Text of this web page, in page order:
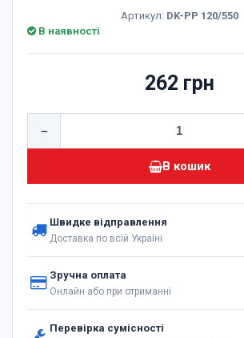
Артикул: DK-PP 120/550
В наявності
262 грн
−
В кошик
Швидке відправлення
Доставка по всій Україні
Зручна оплата
Онлайн або при отриманні
Перевірка сумісності